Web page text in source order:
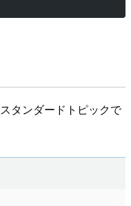
タンダードトピックで